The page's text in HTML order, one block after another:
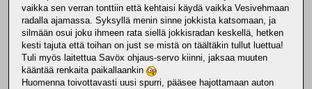
vaikka sen verran tonttiin että kehtaisi käydä vaikka Vesivehmaan
radalla ajamassa. Syksyllä menin sinne jokkista katsomaan, ja
silmään osui joku ihmeen rata siellä jokkisradan keskellä, hetken
kesti tajuta että toihan on just se mistä on täältäkin tullut luettua!
Tuli myös laitettua Savöx ohjaus-servo kiinni, jaksaa muuten
kääntää renkaita paikallaankin
Huomenna toivottavasti uusi spurri, pääsee hajottamaan auton